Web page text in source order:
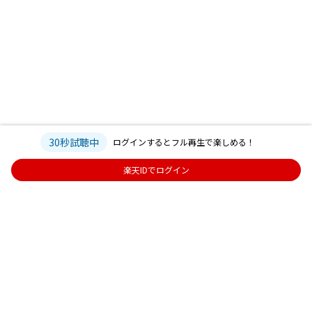
30秒試聴中 ログインするとフル再生で楽しめる！
楽天IDでログイン